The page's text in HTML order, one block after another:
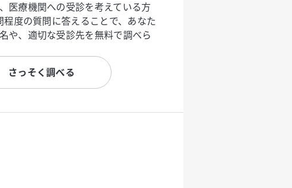
医療機関への受診を考えている方
度の質問に答えることで、あなた
や、適切な受診先を無料で調べら
さっそく調べる